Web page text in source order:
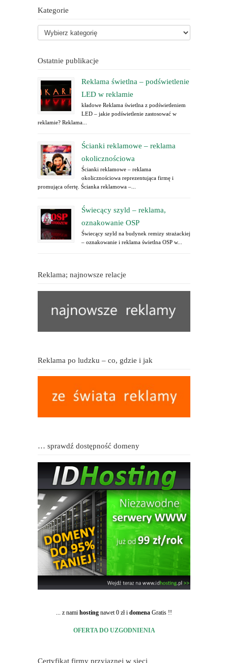
Kategorie
Ostatnie publikacje
Reklama świetlna – podświetlenie
LED w reklamie
kładowe Reklama świetlna z podświetleniem
LED – jakie podświetlenie zastosować w
reklamie? Reklama...
Ścianki reklamowe – reklama
okolicznościowa
Ścianki reklamowe – reklama
okolicznościowa reprezentująca firmę i
promująca ofertę. Ścianka reklamowa –...
Świecący szyld – reklama,
oznakowanie OSP
Świecący szyld na budynek remizy strażackiej
– oznakowanie i reklama świetlna OSP w...
Reklama; najnowsze relacje
Reklama po ludzku – co, gdzie i jak
… sprawdź dostępność domeny
... z nami hosting nawet 0 zł i domena Gratis !!
OFERTA DO UZGODNIENIA
Certyfikat firmy przyjaznej w sieci